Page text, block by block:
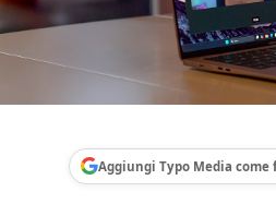
Aggiungi Typo Media